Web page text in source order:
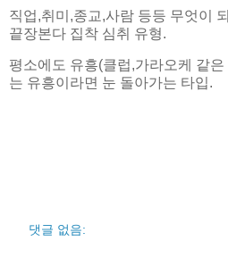
직업,취미,종교,사람 등등 무엇이
끝장본다 집착 심취 유형.
평소에도 유흥(클럽,가라오케 같
는 유흥이라면 눈 돌아가는 타입.
댓글 없음: